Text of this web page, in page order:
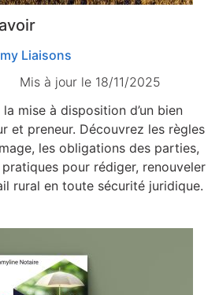
Liaisons
Mis à jour le 18/11/2025
mise à disposition d’un bien
et preneur. Découvrez les règles
les obligations des parties,
pour rédiger, renouveler
rural en toute sécurité juridique.